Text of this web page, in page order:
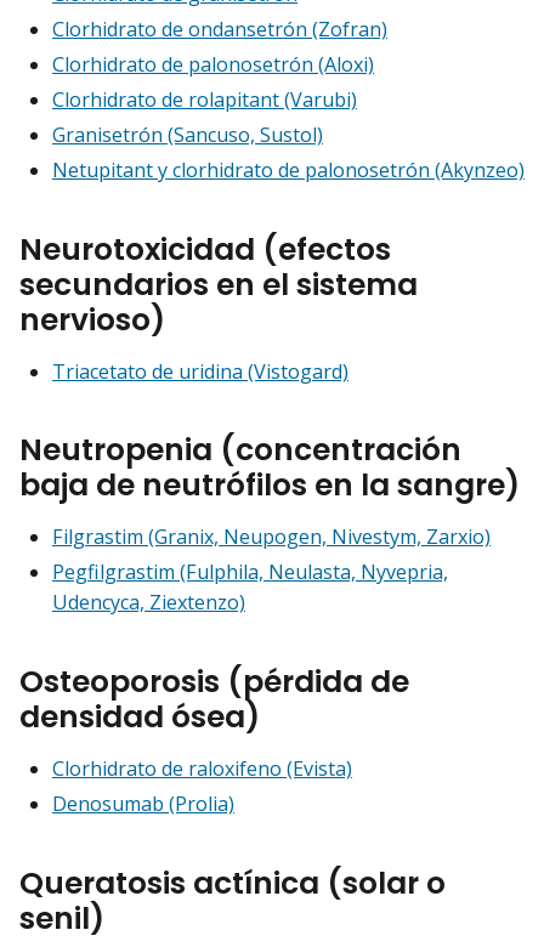
Clorhidrato de ondansetrón (Zofran)
Clorhidrato de palonosetrón (Aloxi)
Clorhidrato de rolapitant (Varubi)
Granisetrón (Sancuso, Sustol)
Netupitant y clorhidrato de palonosetrón (Akynzeo)
Neurotoxicidad (efectos
secundarios en el sistema
nervioso)
Triacetato de uridina (Vistogard)
Neutropenia (concentración
baja de neutrófilos en la sangre)
Filgrastim (Granix, Neupogen, Nivestym, Zarxio)
Pegfilgrastim (Fulphila, Neulasta, Nyvepria,
Udencyca, Ziextenzo)
Osteoporosis (pérdida de
densidad ósea)
Clorhidrato de raloxifeno (Evista)
Denosumab (Prolia)
Queratosis actínica (solar o
senil)